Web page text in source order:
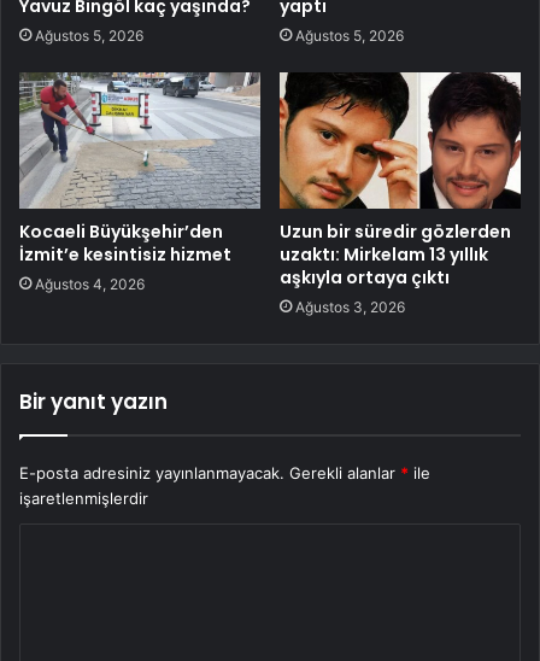
Yavuz Bingöl kaç yaşında?
Ağustos 5, 2026
yaptı
Ağustos 5, 2026
Kocaeli Büyükşehir’den
İzmit’e kesintisiz hizmet
Ağustos 4, 2026
Uzun bir süredir gözlerden
uzaktı: Mirkelam 13 yıllık
aşkıyla ortaya çıktı
Ağustos 3, 2026
Bir yanıt yazın
E-posta adresiniz yayınlanmayacak. Gerekli alanlar * ile
işaretlenmişlerdir